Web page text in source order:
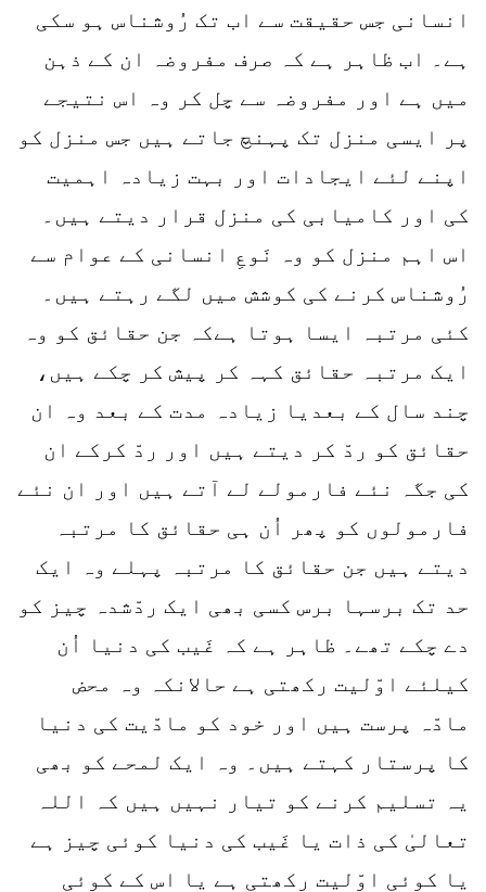
انسانی جس حقیقت سے اب تک رُوشناس ہو سکی
ہے۔ اب ظاہر ہے کہ صرف مفروضہ ان کے ذہن
میں ہے اور مفروضہ سے چل کر وہ اس نتیجے
پر ایسی منزل تک پہنچ جاتے ہیں جس منزل کو
اپنے لئے ایجادات اور بہت زیادہ اہمیت
کی اور کامیابی کی منزل قرار دیتے ہیں۔
اس اہم منزل کو وہ نَوعِ انسانی کے عوام سے
رُوشناس کرنے کی کوشش میں لگے رہتے ہیں۔
کئی مرتبہ ایسا ہوتا ہےکہ جن حقائق کو وہ
ایک مرتبہ حقائق کہہ کر پیش کر چکے ہیں،
چند سال کے بعدیا زیادہ مدت کے بعد وہ ان
حقائق کو ردّ کر دیتے ہیں اور ردّ کرکے ان
کی جگہ نئے فارمولے لے آتے ہیں اور ان نئے
فارمولوں کو پھر اُن ہی حقائق کا مرتبہ
دیتے ہیں جن حقائق کا مرتبہ پہلے وہ ایک
حد تک برسہا برس کسی بھی ایک ردّشدہ چیز کو
دے چکے تھے۔ ظاہر ہے کہ غَیب کی دنیا اُن
کیلئے اوّلیت رکھتی ہے حالانکہ وہ محض
مادّہ پرست ہیں اور خود کو مادّیت کی دنیا
کا پرستار کہتے ہیں۔ وہ ایک لمحے کو بھی
یہ تسلیم کرنے کو تیار نہیں ہیں کہ اللہ
تعالیٰ کی ذات یا غَیب کی دنیا کوئی چیز ہے
یا کوئی اوّلیت رکھتی ہے یا اس کے کوئی